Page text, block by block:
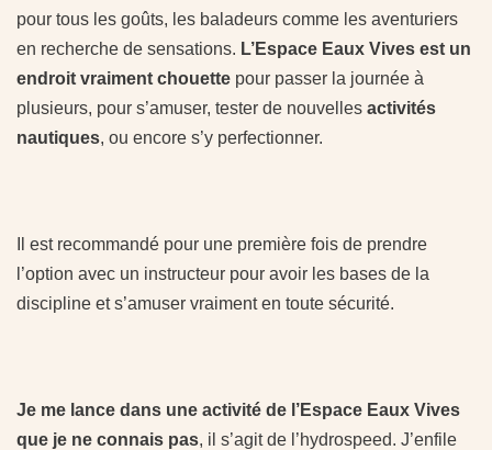
pour tous les goûts, les baladeurs comme les aventuriers
en recherche de sensations. L’Espace Eaux Vives est un
endroit vraiment chouette pour passer la journée à
plusieurs, pour s’amuser, tester de nouvelles activités
nautiques, ou encore s’y perfectionner.
Il est recommandé pour une première fois de prendre
l’option avec un instructeur pour avoir les bases de la
discipline et s’amuser vraiment en toute sécurité.
Je me lance dans une activité de l’Espace Eaux Vives
que je ne connais pas, il s’agit de l’hydrospeed. J’enfile